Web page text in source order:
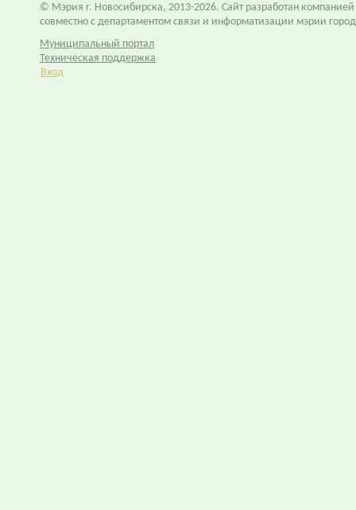
© Мэрия г. Новосибирска, 2013-2026. Сайт разработан компанией
совместно с департаментом связи и информатизации мэрии
Муниципальный портал
Техническая поддержка
Вход